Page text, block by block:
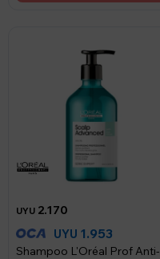
UYU 2.170
UYU 1.953
Shampoo L'Oréal Prof Anti-